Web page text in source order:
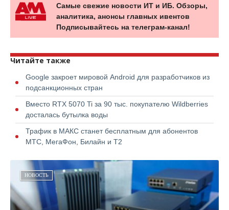
Самые свежие новости ИТ и ИБ. Обзоры,
аналитика, анонсы главных ивентов
Подписывайтесь на телеграм-канал!
Читайте также
Google закроет мировой Android для разработчиков из
подсанкционных стран
Вместо RTX 5070 Ti за 90 тыс. покупателю Wildberries
досталась бутылка воды
Трафик в МАКС станет бесплатным для абонентов
МТС, МегаФон, Билайн и Т2
НОВОСТЬ